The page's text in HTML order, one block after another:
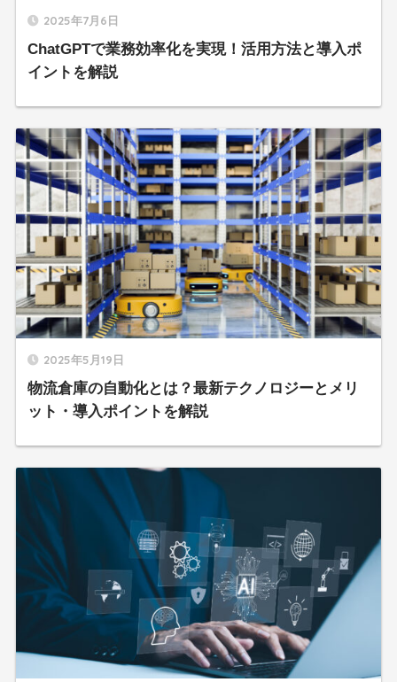
2025年7月6日
ChatGPTで業務効率化を実現！活用方法と導入ポ
イントを解説
2025年5月19日
物流倉庫の自動化とは？最新テクノロジーとメリ
ット・導入ポイントを解説